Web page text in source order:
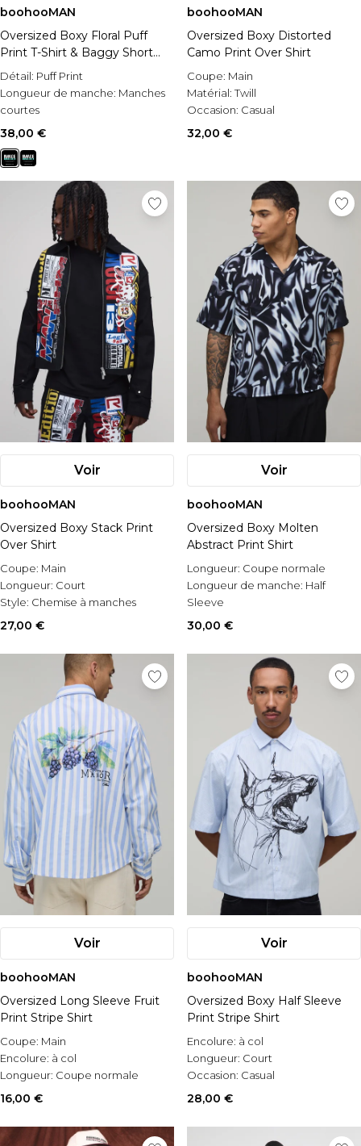
boohooMAN
Oversized Boxy Floral Puff
Print T-Shirt & Baggy Short
Set
Détail: Puff Print
Longueur de manche: Manches
courtes
Occasion:
38,00 €
boohooMAN
Oversized Boxy Distorted
Camo Print Over Shirt
Coupe: Main
Matérial:Twill
Occasion: Casual
32,00 €
Voir
boohooMAN
Oversized Boxy Stack Print
Over Shirt
Coupe: Main
Longueur: Court
Style: Chemise à manches
longues
27,00 €
Voir
boohooMAN
Oversized Boxy Molten
Abstract Print Shirt
Longueur: Coupe normale
Longueur de manche: Half
Sleeve
Style:Chemise à manches
30,00 €
Voir
boohooMAN
Oversized Long Sleeve Fruit
Print Stripe Shirt
Coupe: Main
Encolure: à col
Longueur: Coupe normale
16,00 €
Voir
boohooMAN
Oversized Boxy Half Sleeve
Print Stripe Shirt
Encolure: à col
Longueur: Court
Occasion: Casual
28,00 €